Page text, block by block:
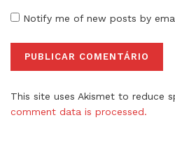
Notify me of new posts by
This site uses Akismet to reduce
comment data is processed.